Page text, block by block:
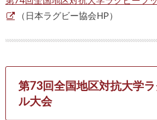
（日本ラグビー協会HP）
第73回全国地区対抗大学
ル大会